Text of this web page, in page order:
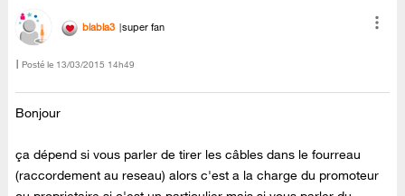
blabla3 super fan
Posté le ‎13/03/2015 14h49
Bonjour
ça dépend si vous parler de tirer les câbles dans le fourreau
(raccordement au reseau) alors c'est a la charge du promoteur